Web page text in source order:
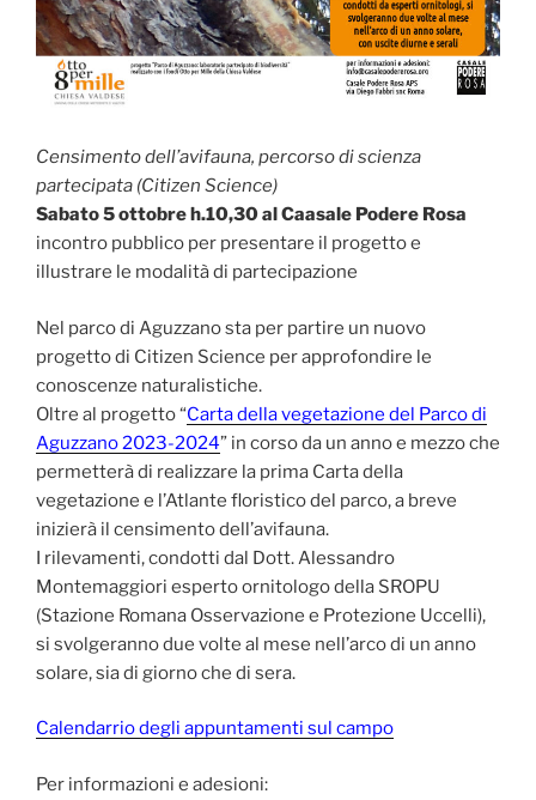
Censimento dell’avifauna, percorso di scienza
partecipata (Citizen Science)
Sabato 5 ottobre h.10,30 al Caasale Podere Rosa
incontro pubblico per presentare il progetto e
illustrare le modalità di partecipazione
Nel parco di Aguzzano sta per partire un nuovo
progetto di Citizen Science per approfondire le
conoscenze naturalistiche.
Oltre al progetto “Carta della vegetazione del Parco di
Aguzzano 2023-2024” in corso da un anno e mezzo che
permetterà di realizzare la prima Carta della
vegetazione e l’Atlante floristico del parco, a breve
inizierà il censimento dell’avifauna.
I rilevamenti, condotti dal Dott. Alessandro
Montemaggiori esperto ornitologo della SROPU
(Stazione Romana Osservazione e Protezione Uccelli),
si svolgeranno due volte al mese nell’arco di un anno
solare, sia di giorno che di sera.
Calendarrio degli appuntamenti sul campo
Per informazioni e adesioni: